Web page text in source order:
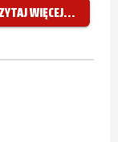
WIĘCEJ...